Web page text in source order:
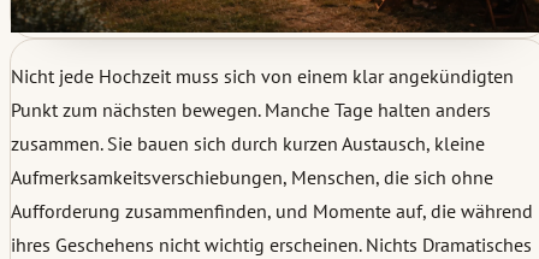
Nicht jede Hochzeit muss sich von einem klar angekündigten
Punkt zum nächsten bewegen. Manche Tage halten anders
zusammen. Sie bauen sich durch kurzen Austausch, kleine
Aufmerksamkeitsverschiebungen, Menschen, die sich ohne
Aufforderung zusammenfinden, und Momente auf, die während
ihres Geschehens nicht wichtig erscheinen. Nichts Dramatisches